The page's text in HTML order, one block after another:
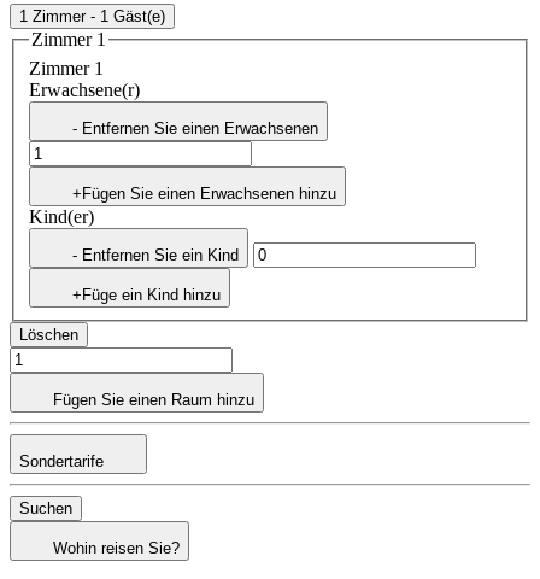
1 Zimmer - 1 Gäst(e)
Zimmer 1
Zimmer 1
Erwachsene(r)
- Entfernen Sie einen Erwachsenen
+Fügen Sie einen Erwachsenen hinzu
Kind(er)
- Entfernen Sie ein Kind
+Füge ein Kind hinzu
Löschen
Fügen Sie einen Raum hinzu
Sondertarife
Suchen
Wohin reisen Sie?